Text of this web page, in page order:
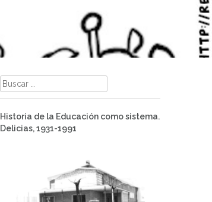
Buscar:
Historia de la Educación como sistema.
Delicias, 1931-1991